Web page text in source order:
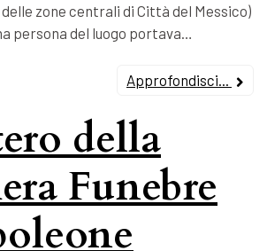
zone centrali di Città del Messico)
persona del luogo portava…
Approfondisci...
della
Funebre